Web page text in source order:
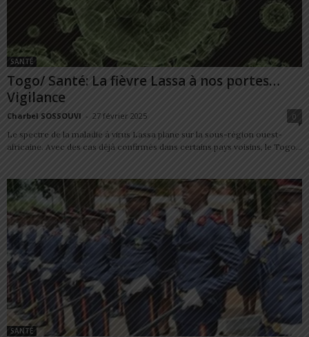
SANTÉ
Togo/ Santé: La fièvre Lassa à nos portes…
Vigilance
Charbel SOSSOUVI - 27 février 2025
0
Le spectre de la maladie à virus Lassa plane sur la sous-région ouest-
africaine. Avec des cas déjà confirmés dans certains pays voisins, le Togo...
SANTÉ